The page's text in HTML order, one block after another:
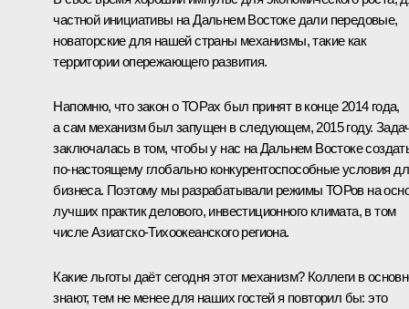
частной инициативы на Дальнем Востоке дали передовые,
новаторские для нашей страны механизмы, такие как
территории опережающего развития.
Напомню, что закон о ТОРах был принят в конце 2014 года,
а сам механизм был запущен в следующем, 2015 году.
заключалась в том, чтобы у нас на Дальнем Востоке
по-настоящему глобально конкурентоспособные условия
бизнеса. Поэтому мы разрабатывали режимы ТОРов на
лучших практик делового, инвестиционного климата, в том
числе Азиатско-Тихоокеанского региона.
Какие льготы даёт сегодня этот механизм? Коллеги в
знают, тем не менее для наших гостей я повторил бы: это